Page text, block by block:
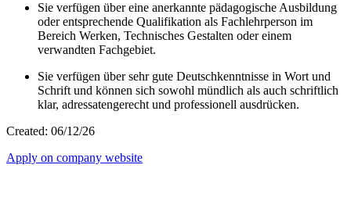
Sie verfügen über eine anerkannte pädagogische Ausbildung
oder entsprechende Qualifikation als Fachlehrperson im
Bereich Werken, Technisches Gestalten oder einem
verwandten Fachgebiet.
Sie verfügen über sehr gute Deutschkenntnisse in Wort und
Schrift und können sich sowohl mündlich als auch schriftlich
klar, adressatengerecht und professionell ausdrücken.
Created: 06/12/26
Apply on company website